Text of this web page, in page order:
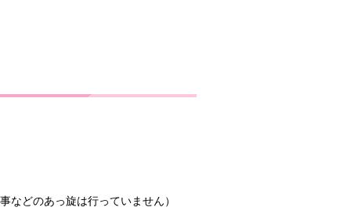
などのあっ旋は行っていません）